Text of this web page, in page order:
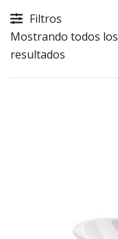
Filtros
Mostrando todos
resultados